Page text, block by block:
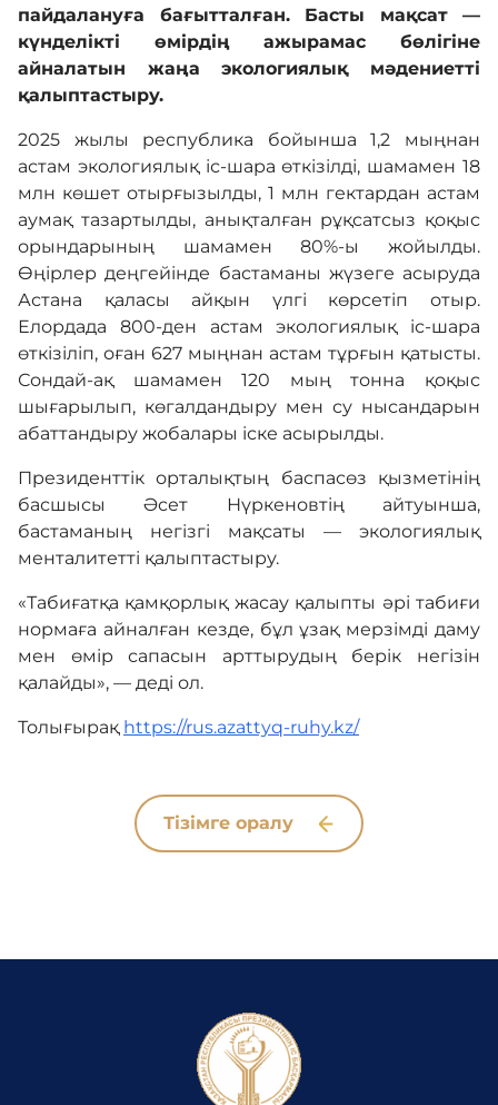
Нашар көретіндерге
арналған нұсқа
пайдалануға бағытталған. Басты мақсат —
күнделікті өмірдің ажырамас бөлігіне
айналатын жаңа экологиялық мәдениетті
қалыптастыру.
2025 жылы республика бойынша 1,2 мыңнан
астам экологиялық іс-шара өткізілді, шамамен 18
млн көшет отырғызылды, 1 млн гектардан астам
аумақ тазартылды, анықталған рұқсатсыз қоқыс
орындарының шамамен 80%-ы жойылды.
Өңірлер деңгейінде бастаманы жүзеге асыруда
Астана қаласы айқын үлгі көрсетіп отыр.
Елордада 800-ден астам экологиялық іс-шара
өткізіліп, оған 627 мыңнан астам тұрғын қатысты.
Сондай-ақ шамамен 120 мың тонна қоқыс
шығарылып, көгалдандыру мен су нысандарын
абаттандыру жобалары іске асырылды.
Президенттік орталықтың баспасөз қызметінің
басшысы Әсет Нүркеновтің айтуынша,
бастаманың негізгі мақсаты — экологиялық
менталитетті қалыптастыру.
«Табиғатқа қамқорлық жасау қалыпты әрі табиғи
нормаға айналған кезде, бұл ұзақ мерзімді даму
мен өмір сапасын арттырудың берік негізін
қалайды», — деді ол.
Толығырақ https://rus.azattyq-ruhy.kz/
Тізімге оралу